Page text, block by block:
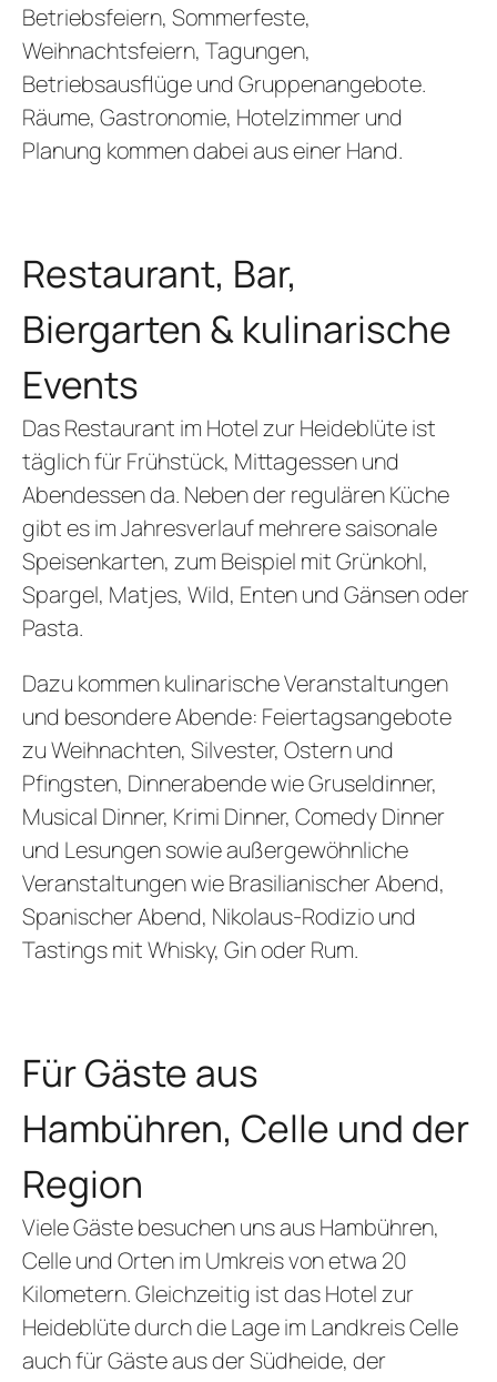
Betriebsfeiern, Sommerfeste,
Weihnachtsfeiern, Tagungen,
Betriebsausflüge und Gruppenangebote.
Räume, Gastronomie, Hotelzimmer und
Planung kommen dabei aus einer Hand.
Restaurant, Bar,
Biergarten & kulinarische
Events
Das Restaurant im Hotel zur Heideblüte ist
täglich für Frühstück, Mittagessen und
Abendessen da. Neben der regulären Küche
gibt es im Jahresverlauf mehrere saisonale
Speisenkarten, zum Beispiel mit Grünkohl,
Spargel, Matjes, Wild, Enten und Gänsen oder
Pasta.
Dazu kommen kulinarische Veranstaltungen
und besondere Abende: Feiertagsangebote
zu Weihnachten, Silvester, Ostern und
Pfingsten, Dinnerabende wie Gruseldinner,
Musical Dinner, Krimi Dinner, Comedy Dinner
und Lesungen sowie außergewöhnliche
Veranstaltungen wie Brasilianischer Abend,
Spanischer Abend, Nikolaus-Rodizio und
Tastings mit Whisky, Gin oder Rum.
Für Gäste aus
Hambühren, Celle und der
Region
Viele Gäste besuchen uns aus Hambühren,
Celle und Orten im Umkreis von etwa 20
Kilometern. Gleichzeitig ist das Hotel zur
Heideblüte durch die Lage im Landkreis Celle
auch für Gäste aus der Südheide, der